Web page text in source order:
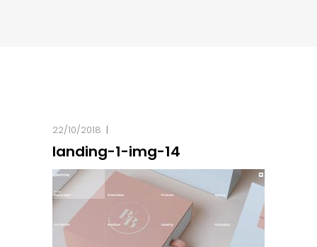
22/10/2018
landing-1-img-14